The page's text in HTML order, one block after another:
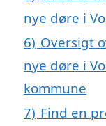
nye døre i
6) Oversigt
nye døre i
kommune
7) Find en